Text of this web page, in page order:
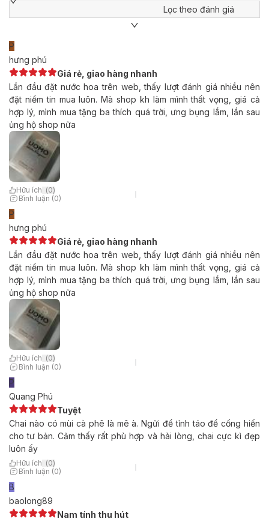
Lọc theo đánh giá
P
hưng phú
Giá rẻ, giao hàng nhanh
Lần đầu đặt nước hoa trên web, thấy lượt đánh giá nhiều nên
đặt niềm tin mua luôn. Mà shop kh làm mình thất vọng, giá cả
hợp lý, mình mua tặng ba thích quá trời, ưng bụng lắm, lần sau
ủng hộ shop nữa
Hữu ích (0)
Bình luận (0)
P
hưng phú
Giá rẻ, giao hàng nhanh
Lần đầu đặt nước hoa trên web, thấy lượt đánh giá nhiều nên
đặt niềm tin mua luôn. Mà shop kh làm mình thất vọng, giá cả
hợp lý, mình mua tặng ba thích quá trời, ưng bụng lắm, lần sau
ủng hộ shop nữa
Hữu ích (0)
Bình luận (0)
P
Quang Phú
Tuyệt
Chai nào có mùi cà phê là mê à. Ngửi để tỉnh táo để cống hiến
cho tư bản. Cảm thấy rất phù hợp và hài lòng, chai cực kì đẹp
luôn ấy
Hữu ích (0)
Bình luận (0)
B
baolong89
Nam tính thu hút